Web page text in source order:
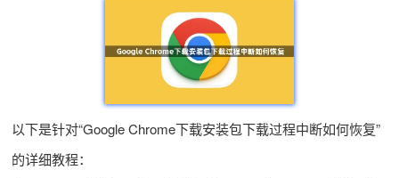
以下是针对“Google Chrome下载安装包下载过程中断如何恢复”
的详细教程：